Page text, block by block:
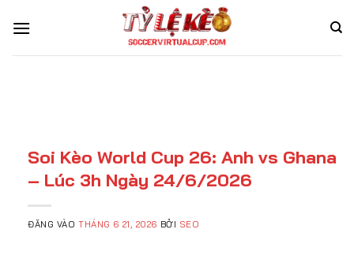
qua
Soi Kèo World Cup 26: Anh vs Ghana
– Lúc 3h Ngày 24/6/2026
ĐĂNG VÀOTHÁNG 6 21, 2026 BỞI SEO